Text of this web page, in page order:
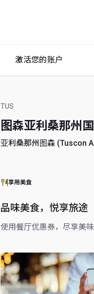
激活您的账户
TUS
图森亚利桑那州
亚利桑那州图森 (Tuscon
享用美食
品味美食，悦享旅途
使用餐厅优惠券，尽享美味